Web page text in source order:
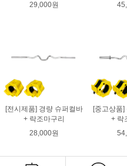
29,000원
[전시제품] 경량 슈퍼컬바
+ 락조마구리
28,000원
[중고상품
+ 락